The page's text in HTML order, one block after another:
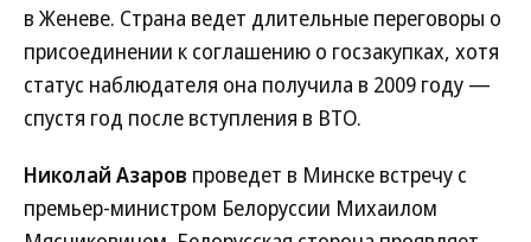
в Женеве. Страна ведет длительные переговоры о
присоединении к соглашению о госзакупках, хотя
статус наблюдателя она получила в 2009 году —
спустя год после вступления в ВТО.
Николай Азаров проведет в Минске встречу с
премьер-министром Белоруссии Михаилом